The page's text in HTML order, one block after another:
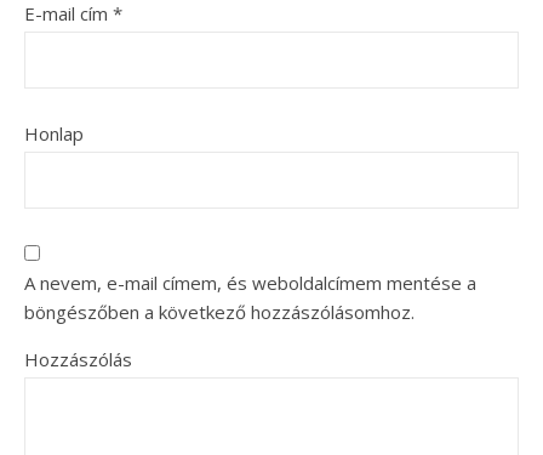
E-mail cím *
Honlap
A nevem, e-mail címem, és weboldalcímem mentése a
böngészőben a következő hozzászólásomhoz.
Hozzászólás